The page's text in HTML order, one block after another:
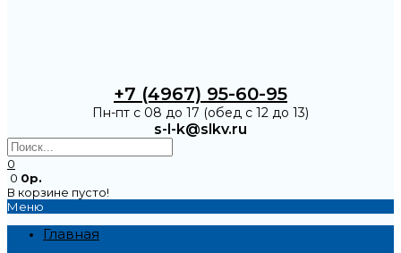
+7 (4967) 95-60-95
Пн-пт с 08 до 17 (обед с 12 до 13)
s-l-k@slkv.ru
0
0 0р.
В корзине пусто!
Меню
Главная